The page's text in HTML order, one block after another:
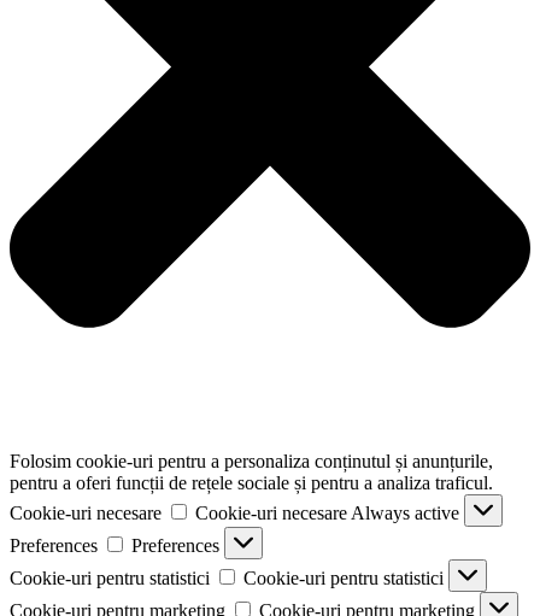
Folosim cookie-uri pentru a personaliza conținutul și anunțurile,
pentru a oferi funcții de rețele sociale și pentru a analiza traficul.
Cookie-uri necesare
Cookie-uri necesare Always active
Preferences
Preferences
Cookie-uri pentru statistici
Cookie-uri pentru statistici
Cookie-uri pentru marketing
Cookie-uri pentru marketing